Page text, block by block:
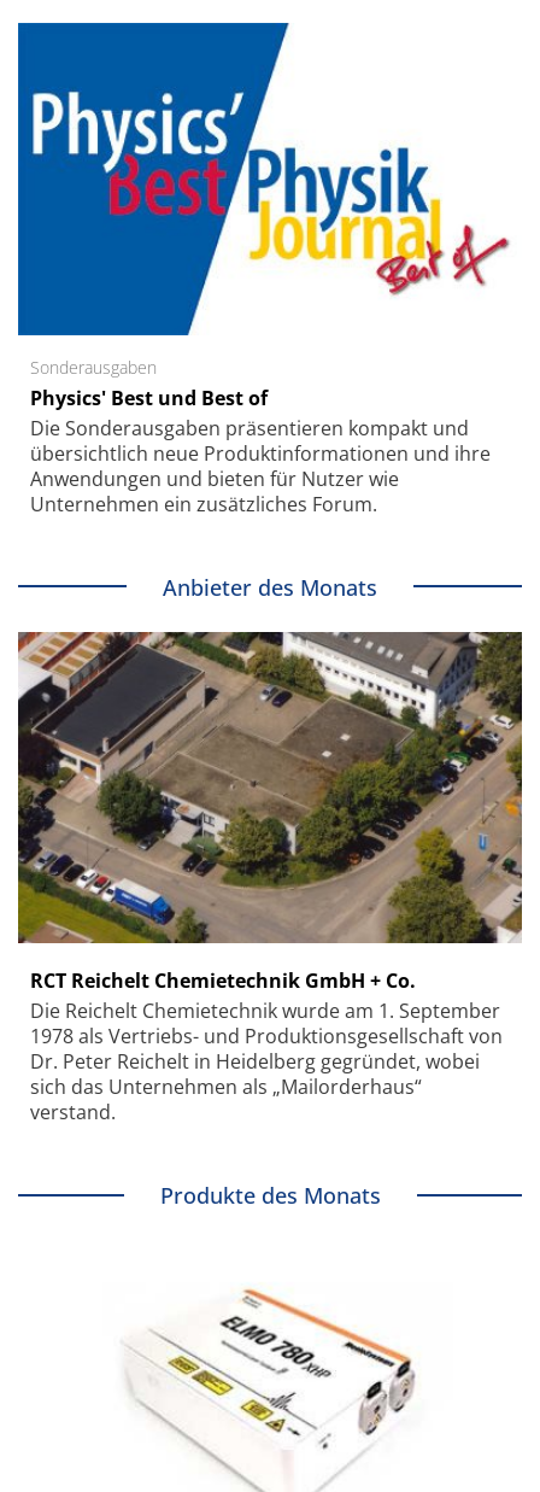
Sonderausgaben
Physics' Best und Best of
Die Sonder­ausgaben präsentieren kompakt und
übersichtlich neue Produkt­informationen und ihre
Anwendungen und bieten für Nutzer wie
Unternehmen ein zusätzliches Forum.
Anbieter des Monats
RCT Reichelt Chemietechnik GmbH + Co.
Die Reichelt Chemietechnik wurde am 1. September
1978 als Vertriebs- und Produktionsgesellschaft von
Dr. Peter Reichelt in Heidelberg gegründet, wobei
sich das Unternehmen als „Mailorderhaus“
verstand.
Produkte des Monats